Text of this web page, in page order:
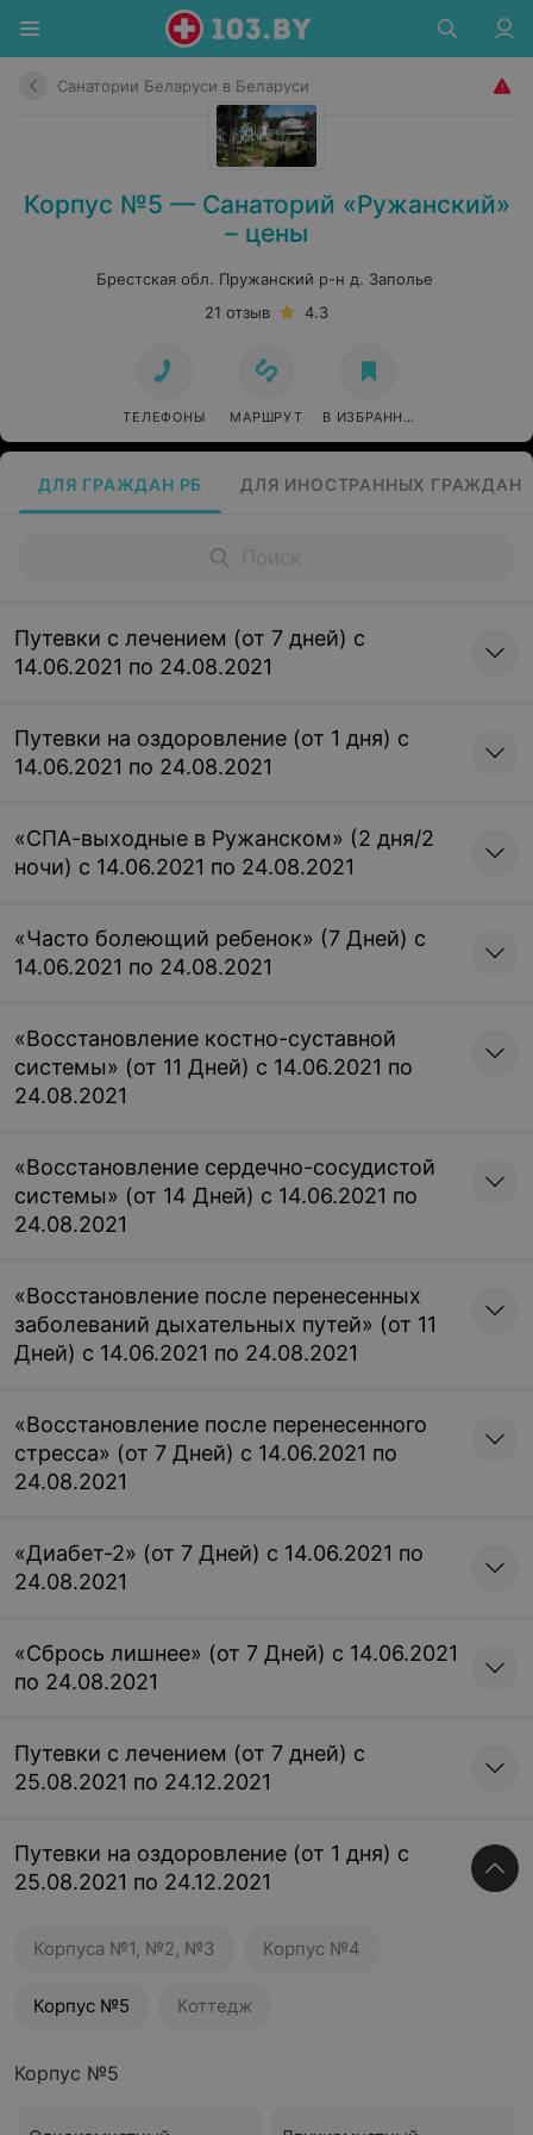
Санатории Беларуси в Беларуси
Корпус №5 — Санаторий «Ружанский»
– цены
Брестская обл. Пружанский р-н д. Заполье
21 отзыв
4.3
ТЕЛЕФОНЫ МАРШРУТ В ИЗБРАННОЕ
ДЛЯ ГРАЖДАН РБ ДЛЯ ИНОСТРАННЫХ ГРАЖДАН
Путевки с лечением (от 7 дней) с
14.06.2021 по 24.08.2021
Путевки на оздоровление (от 1 дня) с
14.06.2021 по 24.08.2021
«СПА-выходные в Ружанском» (2 дня/2
ночи) с 14.06.2021 по 24.08.2021
«Часто болеющий ребенок» (7 Дней) с
14.06.2021 по 24.08.2021
«Восстановление костно-суставной
системы» (от 11 Дней) с 14.06.2021 по
24.08.2021
«Восстановление сердечно-сосудистой
системы» (от 14 Дней) с 14.06.2021 по
24.08.2021
«Восстановление после перенесенных
заболеваний дыхательных путей» (от 11
Дней) с 14.06.2021 по 24.08.2021
«Восстановление после перенесенного
стресса» (от 7 Дней) с 14.06.2021 по
24.08.2021
«Диабет-2» (от 7 Дней) с 14.06.2021 по
24.08.2021
«Сбрось лишнее» (от 7 Дней) с 14.06.2021
по 24.08.2021
Путевки с лечением (от 7 дней) с
25.08.2021 по 24.12.2021
Путевки на оздоровление (от 1 дня) с
25.08.2021 по 24.12.2021
Корпуса №1, №2, №3 Корпус №4
Корпус №5 Коттедж
Корпус №5